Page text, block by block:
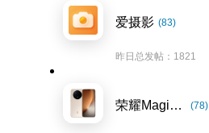
爱摄影 (83)
昨日总发帖：1821
荣耀Magic8系列 (78)